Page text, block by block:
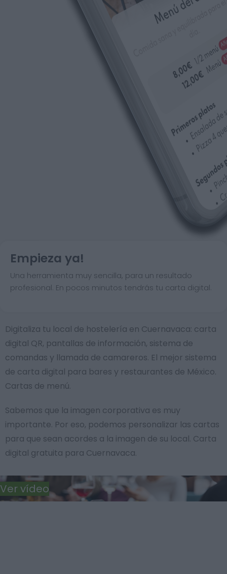
Empieza ya!
Una herramienta muy sencilla, para un resultado
profesional. En pocos minutos tendrás tu carta digital.
Digitaliza tu local de hostelería en Cuernavaca: carta
digital QR, pantallas de información, sistema de
comandas y llamada de camareros. El mejor sistema
de carta digital para bares y restaurantes de México.
Cartas de menú.
Sabemos que la imagen corporativa es muy
importante. Por eso, podemos personalizar las cartas
para que sean acordes a la imagen de su local. Carta
digital gratuita para Cuernavaca.
Ver vídeo